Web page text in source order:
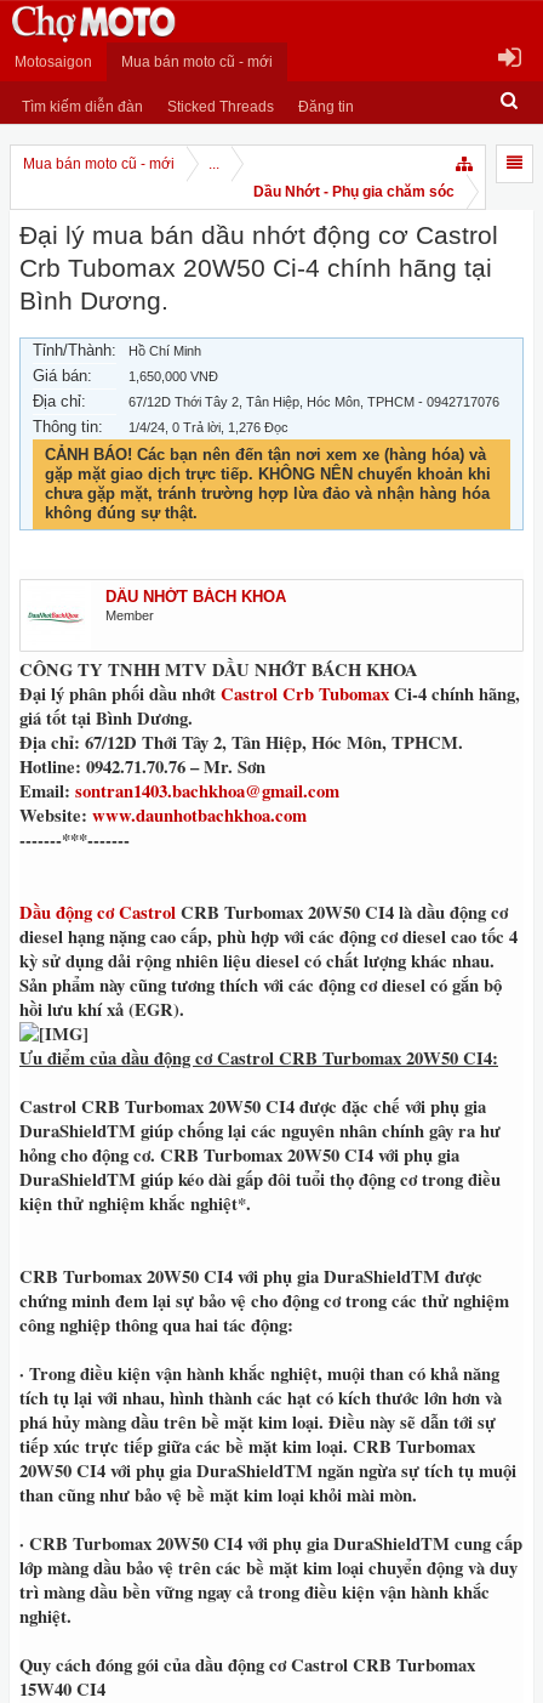
Motosaigon Mua bán moto cũ - mới
Tìm kiếm diễn đàn Sticked Threads Đăng tin
Mua bán moto cũ - mới
...
Dầu Nhớt - Phụ gia chăm sóc
Đại lý mua bán dầu nhớt động cơ Castrol
Crb Tubomax 20W50 Ci-4 chính hãng tại
Bình Dương.
Tỉnh/Thành: Hồ Chí Minh
Giá bán: 1,650,000 VNĐ
Địa chỉ: 67/12D Thới Tây 2, Tân Hiệp, Hóc Môn, TPHCM - 0942717076
Thông tin: 1/4/24 , 0 Trả lời, 1,276 Đọc
CẢNH BÁO! Các bạn nên đến tận nơi xem xe (hàng hóa) và
gặp mặt giao dịch trực tiếp. KHÔNG NÊN chuyển khoản khi
chưa gặp mặt, tránh trường hợp lừa đảo và nhận hàng hóa
không đúng sự thật.
DẦU NHỚT BÁCH KHOA
Member
CÔNG TY TNHH MTV DẦU NHỚT BÁCH KHOA
Đại lý phân phốidầu nhớtCastrol Crb TubomaxCi-4chính hãng,
giá tốt tạiBình Dương.
Địa chỉ: 67/12D Thới Tây 2, Tân Hiệp, Hóc Môn, TPHCM.
Hotline: 0942.71.70.76 – Mr. Sơn
Email: sontran1403.bachkhoa@gmail.com
Website: www.daunhotbachkhoa.com
-------***-------
Dầu động cơ CastrolCRB Turbomax 20W50 CI4làdầu động cơ
dieselhạng nặng cao cấp, phù hợp với các động cơ diesel cao tốc 4
kỳ sử dụng dải rộng nhiên liệu diesel có chất lượng khác nhau.
Sản phẩm này cũng tương thích với các động cơ diesel có gắn bộ
hồi lưu khí xả (EGR).
Ưu điểm của dầu động cơ Castrol CRB Turbomax 20W50 CI4:
Castrol CRB Turbomax 20W50 CI4được đặc chế với phụ gia
DuraShieldTM giúp chống lại các nguyên nhân chính gây ra hư
hỏng cho động cơ. CRB Turbomax 20W50 CI4 với phụ gia
DuraShieldTM giúp kéo dài gấp đôi tuổi thọ động cơ trong điều
kiện thử nghiệm khắc nghiệt*.
CRB Turbomax 20W50 CI4với phụ gia DuraShieldTM được
chứng minh đem lại sự bảo vệ cho động cơ trong các thử nghiệm
công nghiệp thông qua hai tác động:
· Trong điều kiện vận hành khắc nghiệt, muội than có khả năng
tích tụ lại với nhau, hình thành các hạt có kích thước lớn hơn và
phá hủy màng dầu trên bề mặt kim loại. Điều này sẽ dẫn tới sự
tiếp xúc trực tiếp giữa các bề mặt kim loại. CRB Turbomax
20W50 CI4 với phụ gia DuraShieldTM ngăn ngừa sự tích tụ muội
than cũng như bảo vệ bề mặt kim loại khỏi mài mòn.
· CRB Turbomax 20W50 CI4với phụ gia DuraShieldTM cung cấp
lớp màng dầu bảo vệ trên các bề mặt kim loại chuyển động và duy
trì màng dầu bền vững ngay cả trong điều kiện vận hành khắc
nghiệt.
Quy cách đóng gói của dầu động cơ Castrol CRB Turbomax
15W40 CI4